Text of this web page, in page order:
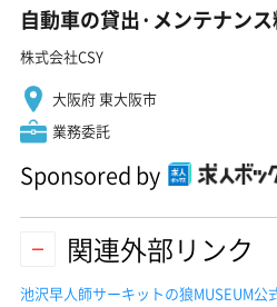
自動車の貸出·メンテナン
株式会社CSY
大阪府 東大阪市
業務委託
Sponsored by
関連外部リンク
池沢早人師サーキットの狼MUSEUM公